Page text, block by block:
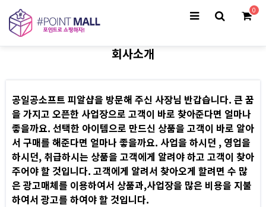
0
회사소개
공일공소프트 피알샵을 방문해 주신 사장님 반갑습니다. 큰 꿈
을 가지고 오픈한 사업장으로 고객이 바로 찾아준다면 얼마나
좋을까요. 선택한 아이템으로 만드신 상품을 고객이 바로 알아
서 구매를 해준다면 얼마나 좋을까요. 사업을 하시던 , 영업을
하시던, 취급하시는 상품을 고객에게 알려야 하고 고객이 찾아
주어야 할 것입니다. 고객에게 알려서 찾아오게 할려면 수 많
은 광고매체를 이용하여서 상품과,사업장을 많은 비용을 지불
하여서 광고를 하여야 할 것입니다.